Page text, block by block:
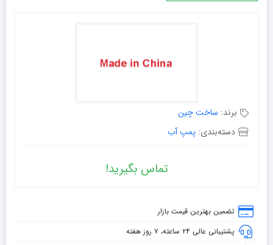
برند: ساخت چین
دسته‌بندی: پمپ آب
تماس بگیرید!
تضمین بهترین قیمت بازار
پشتیبانی عالی ۲۴ ساعته، ۷ روز هفته